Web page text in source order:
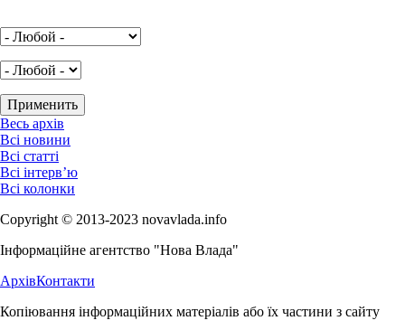
Весь архів
Всі новини
Всі статті
Всі інтерв’ю
Всі колонки
Copyright © 2013-2023 novavlada.info
Інформаційне агентство "Нова Влада"
АрхівКонтакти
Копіювання інформаційних матеріалів або їх частини з сайту